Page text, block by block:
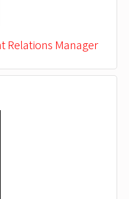
Relations Manager